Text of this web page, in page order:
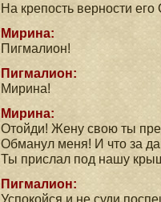
На крепость верности его
Мирина:
Пигмалион!
Пигмалион:
Мирина!
Мирина:
Отойди! Жену свою ты
Обманул меня! И что за
Ты прислал под нашу
Пигмалион:
Успокойся и не суди